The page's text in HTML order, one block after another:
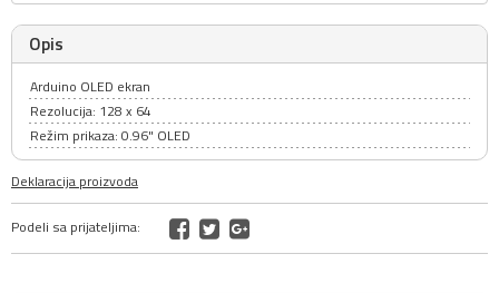
Opis
Arduino OLED ekran
Rezolucija: 128 x 64
Režim prikaza: 0.96" OLED
Deklaracija proizvoda
Podeli sa prijateljima: